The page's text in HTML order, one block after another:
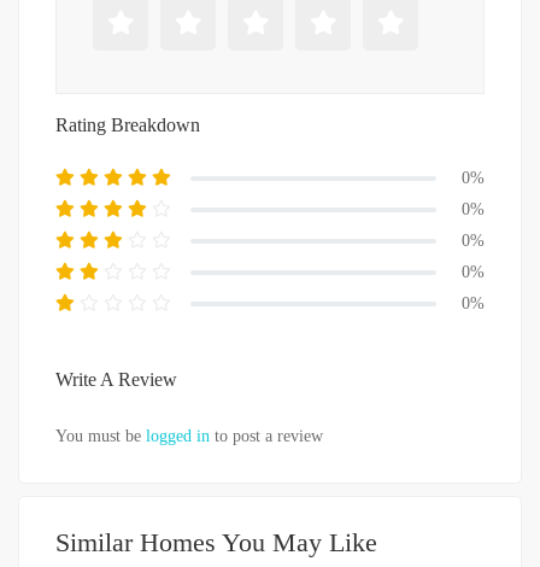
Rating Breakdown
0%
0%
0%
0%
0%
Write A Review
You must be logged in to post a review
Similar Homes You May Like